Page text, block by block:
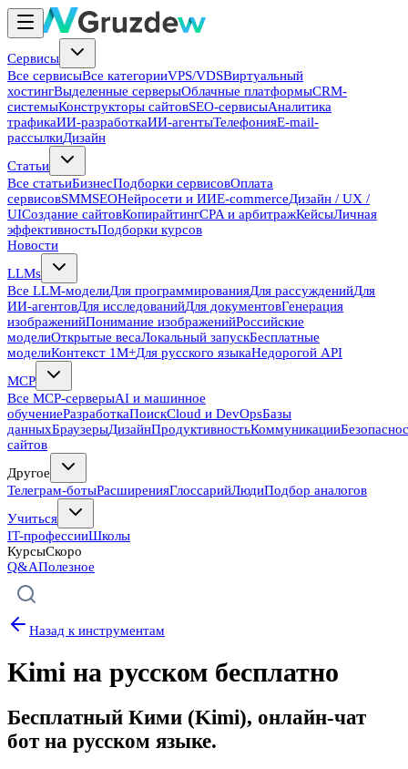
Сервисы
Все сервисыВсе категорииVPS/VDSВиртуальный
хостингВыделенные серверыОблачные платформыCRM-
системыКонструкторы сайтовSEO-сервисыАналитика
трафикаИИ-разработкаИИ-агентыТелефонияE-mail-
рассылкиДизайн
Статьи
Все статьиБизнесПодборки сервисовОплата
сервисовSMMSEOНейросети и ИИE-commerceДизайн / UX /
UIСоздание сайтовКопирайтингCPA и арбитражКейсыЛичная
эффективностьПодборки курсов
Новости
LLMs
Все LLM-моделиДля программированияДля рассужденийДля
ИИ-агентовДля исследованийДля документовГенерация
изображенийПонимание изображенийРоссийские
моделиОткрытые весаЛокальный запускБесплатные
моделиКонтекст 1M+Для русского языкаНедорогой API
MCP
Все MCP-серверыAI и машинное
обучениеРазработкаПоискCloud и DevOpsБазы
данныхБраузерыДизайнПродуктивностьКоммуникации
сайтов
Другое
Телеграм-ботыРасширенияГлоссарийЛюдиПодбор аналогов
Учиться
IT-профессииШколы
КурсыСкоро
Q&AПолезное
Назад к инструментам
Kimi на русском бесплатно
Бесплатный Кими (Kimi), онлайн-чат
бот на русском языке.